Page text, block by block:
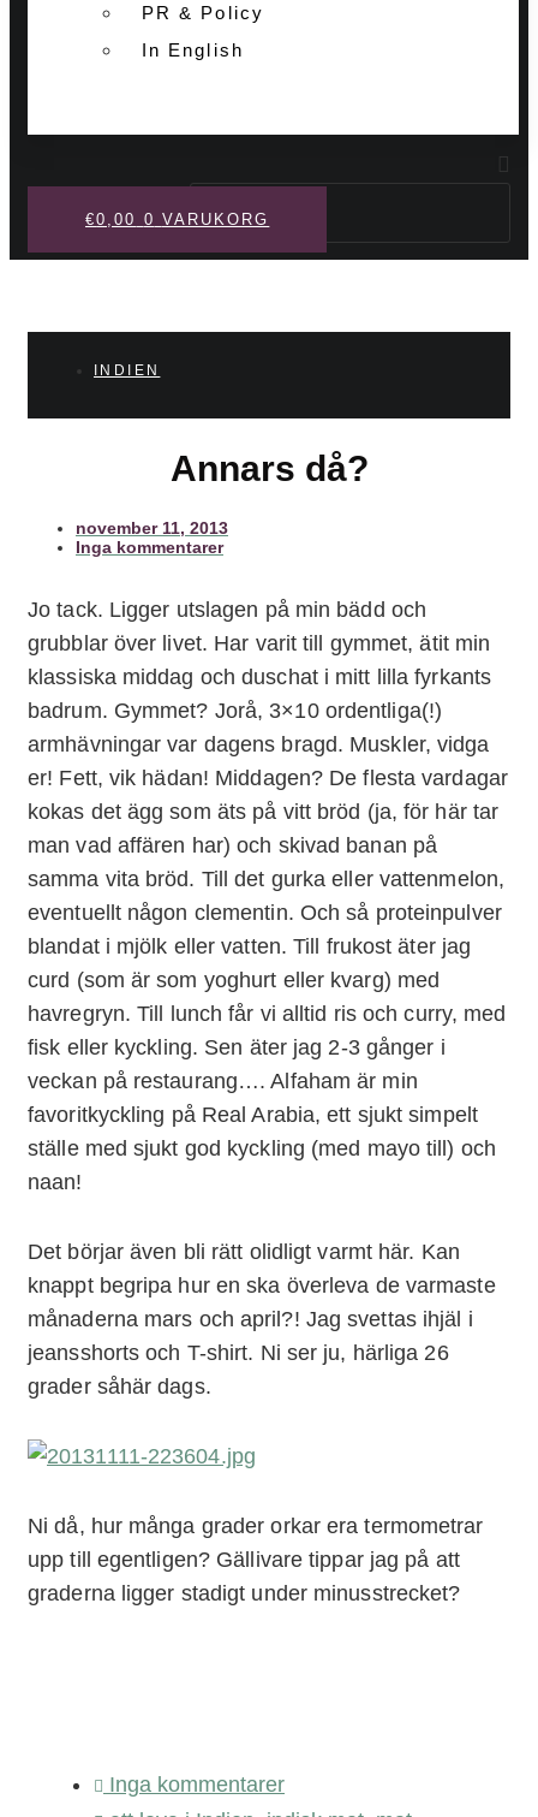
PR & Policy
In English
Sök
€0,00 0 VARUKORG
INDIEN
Annars då?
november 11, 2013
Inga kommentarer
Jo tack. Ligger utslagen på min bädd och
grubblar över livet. Har varit till gymmet, ätit min
klassiska middag och duschat i mitt lilla fyrkants
badrum. Gymmet? Jorå, 3×10 ordentliga(!)
armhävningar var dagens bragd. Muskler, vidga
er! Fett, vik hädan! Middagen? De flesta vardagar
kokas det ägg som äts på vitt bröd (ja, för här tar
man vad affären har) och skivad banan på
samma vita bröd. Till det gurka eller vattenmelon,
eventuellt någon clementin. Och så proteinpulver
blandat i mjölk eller vatten. Till frukost äter jag
curd (som är som yoghurt eller kvarg) med
havregryn. Till lunch får vi alltid ris och curry, med
fisk eller kyckling. Sen äter jag 2-3 gånger i
veckan på restaurang…. Alfaham är min
favoritkyckling på Real Arabia, ett sjukt simpelt
ställe med sjukt god kyckling (med mayo till) och
naan!
Det börjar även bli rätt olidligt varmt här. Kan
knappt begripa hur en ska överleva de varmaste
månaderna mars och april?! Jag svettas ihjäl i
jeansshorts och T-shirt. Ni ser ju, härliga 26
grader såhär dags.
Ni då, hur många grader orkar era termometrar
upp till egentligen? Gällivare tippar jag på att
graderna ligger stadigt under minusstrecket?
Inga kommentarer